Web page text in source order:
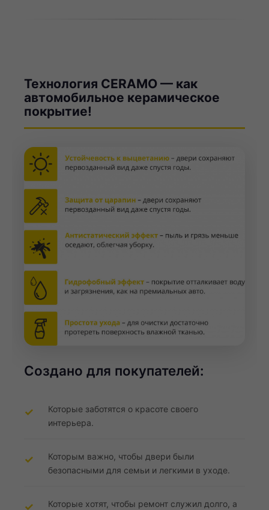
Технология CERAMO — как
автомобильное керамическое
покрытие!
Создано для покупателей:
Которые заботятся о красоте своего
интерьера.
Которым важно, чтобы двери были
безопасными для семьи и легкими в уходе.
Которые хотят, чтобы ремонт служил долго, а